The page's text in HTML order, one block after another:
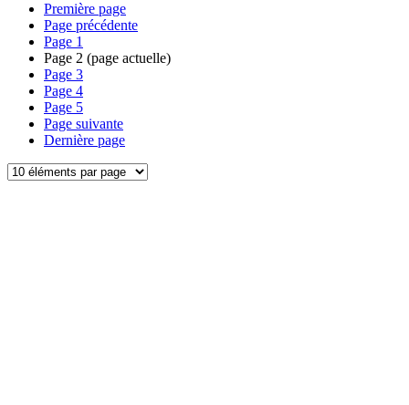
Première page
Page précédente
Page 1
Page 2 (page actuelle)
Page 3
Page 4
Page 5
Page suivante
Dernière page